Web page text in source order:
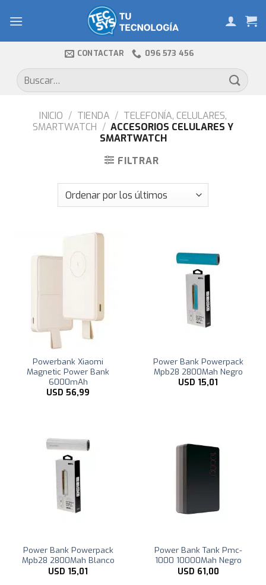
CONTACTAR 096 573 456
Buscar
por:
INICIO / TIENDA / TELEFONÍA, CELULARES,
SMARTWATCH / ACCESORIOS CELULARES Y
SMARTWATCH
FILTRAR
Powerbank Xiaomi
Magnetic Power Bank
6000mAh
USD 56,99
Power Bank Powerpack
Mpb28 2800Mah Negro
USD 15,01
Power Bank Powerpack
Mpb28 2800Mah Blanco
USD 15,01
Power Bank Tank Pmc-
1000 10000Mah Negro
USD 61,00